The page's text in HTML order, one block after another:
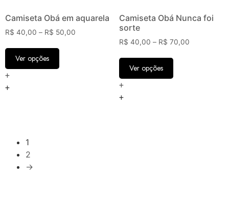
Camiseta Obá em aquarela
R$ 40,00 – R$ 50,00
Ver opções
+
+
Camiseta Obá Nunca foi
sorte
R$ 40,00 – R$ 70,00
Ver opções
+
+
1
2
→